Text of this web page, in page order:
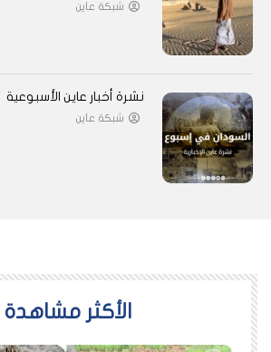
شبكة عاين
نشرة أخبار عاين الأسبوعية
شبكة عاين
اﻷكثر مشاهدة